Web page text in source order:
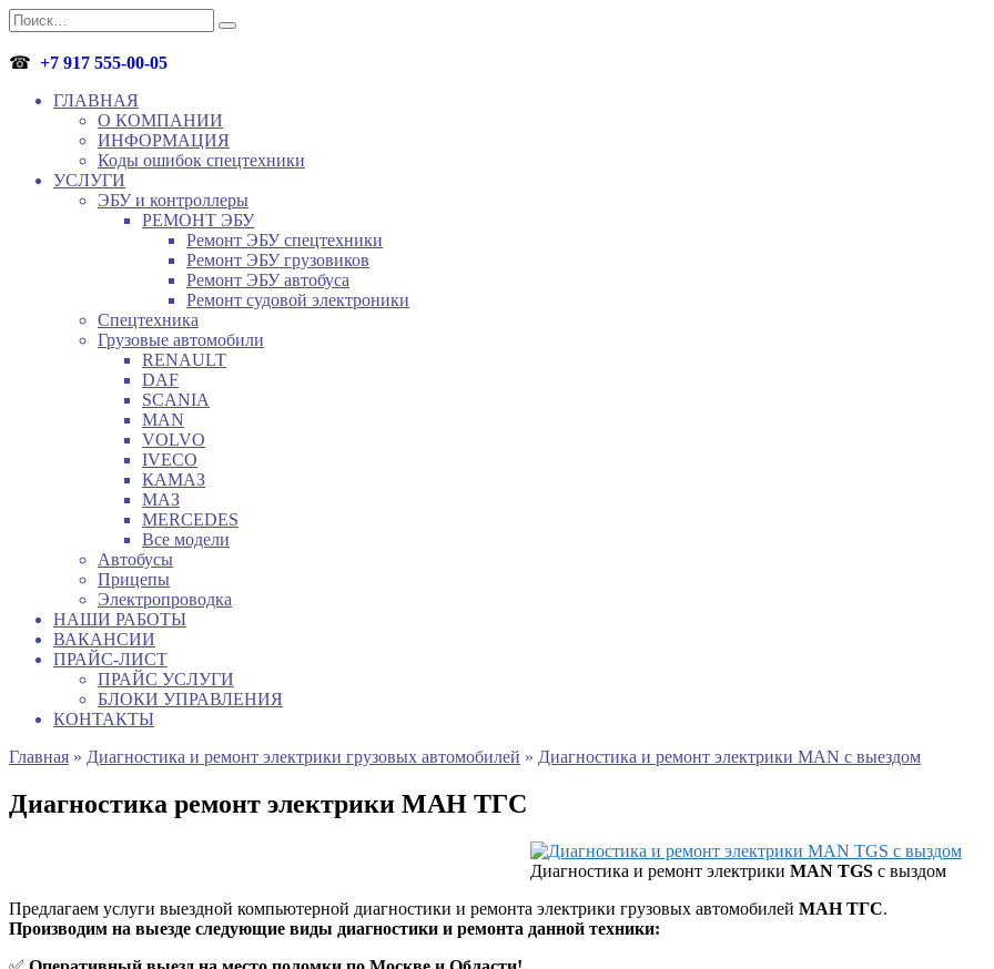
Перейти
к
содержанию
Search
for:
☎ +7 917 555-00-05
ГЛАВНАЯ
О КОМПАНИИ
ИНФОРМАЦИЯ
Коды ошибок спецтехники
УСЛУГИ
ЭБУ и контроллеры
РЕМОНТ ЭБУ
Ремонт ЭБУ спецтехники
Ремонт ЭБУ грузовиков
Ремонт ЭБУ автобуса
Ремонт судовой электроники
Спецтехника
Грузовые автомобили
RENAULT
DAF
SCANIA
MAN
VOLVO
IVECO
КАМАЗ
МАЗ
MERCEDES
Все модели
Автобусы
Прицепы
Электропроводка
НАШИ РАБОТЫ
ВАКАНСИИ
ПРАЙС-ЛИСТ
ПРАЙС УСЛУГИ
БЛОКИ УПРАВЛЕНИЯ
КОНТАКТЫ
Главная » Диагностика и ремонт электрики грузовых автомобилей » Диагностика и ремонт электрики MAN с выездом
Диагностика ремонт электрики МАН ТГС
Диагностика и ремонт электрики MAN TGSс выздом
Предлагаем услуги выездной компьютерной диагностики и ремонта электрики грузовых автомобилей МАН ТГС.
Производим на выезде следующие виды диагностики и ремонта данной техники: